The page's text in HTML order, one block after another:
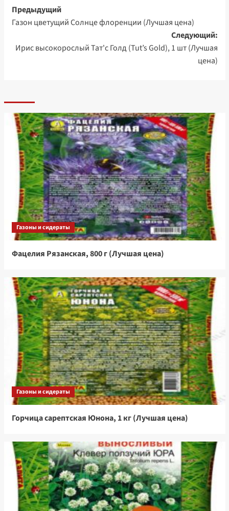
Навигация
записи
Предыдущий
Газон цветущий Солнце флоренции (Лучшая цена)
Следующий:
Ирис высокорослый Тат'с Голд (Tut’s Gold), 1 шт (Лучшая
цена)
Газоны и сидераты
Фацелия Рязанская, 800 г (Лучшая цена)
Газоны и сидераты
Горчица сарептская Юнона, 1 кг (Лучшая цена)